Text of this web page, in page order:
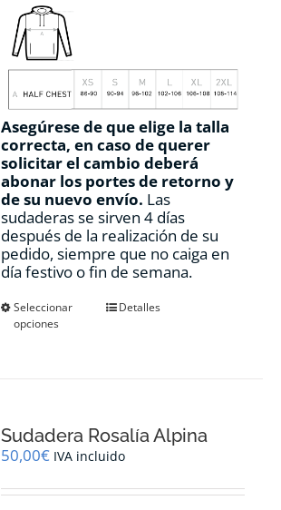
Asegúrese de que elige la talla
correcta, en caso de querer
solicitar el cambio deberá
abonar los portes de retorno y
de su nuevo envío. Las
sudaderas se sirven 4 días
después de la realización de su
pedido, siempre que no caiga en
día festivo o fin de semana.
Seleccionar
opciones
Este
se
pueden
en
Detalles
Sudadera Rosalía Alpina
50,00€ IVA incluido